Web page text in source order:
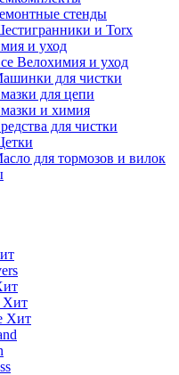
стенды
и Torx
и уход
Велохимия и уход
для чистки
для цепи
и химия
для чистки
для тормозов и вилок
Хит
Хит